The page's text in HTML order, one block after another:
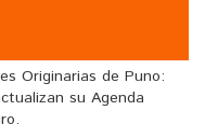
Originarias de Puno:
su Agenda